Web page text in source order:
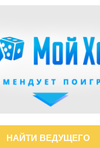
НАЙТИ ВЕДУЩЕГО